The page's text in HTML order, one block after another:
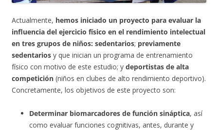
Actualmente, hemos iniciado un proyecto para evaluar la
influencia del ejercicio físico en el rendimiento intelectual
en tres grupos de niños: sedentarios; previamente
sedentarios y que inician un programa de entrenamiento
físico con motivo de este estudio; y deportistas de alta
competición (niños en clubes de alto rendimiento deportivo).
Concretamente, los objetivos de este proyecto son:
Determinar biomarcadores de función sináptica, así
como evaluar funciones cognitivas, antes, durante y